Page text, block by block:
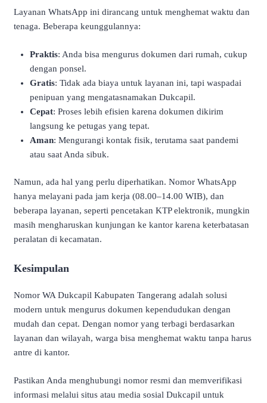
Layanan WhatsApp ini dirancang untuk menghemat waktu dan
tenaga. Beberapa keunggulannya:
Praktis: Anda bisa mengurus dokumen dari rumah, cukup
dengan ponsel.
Gratis: Tidak ada biaya untuk layanan ini, tapi waspadai
penipuan yang mengatasnamakan Dukcapil.
Cepat: Proses lebih efisien karena dokumen dikirim
langsung ke petugas yang tepat.
Aman: Mengurangi kontak fisik, terutama saat pandemi
atau saat Anda sibuk.
Namun, ada hal yang perlu diperhatikan. Nomor WhatsApp
hanya melayani pada jam kerja (08.00–14.00 WIB), dan
beberapa layanan, seperti pencetakan KTP elektronik, mungkin
masih mengharuskan kunjungan ke kantor karena keterbatasan
peralatan di kecamatan.
Kesimpulan
Nomor WA Dukcapil Kabupaten Tangerang adalah solusi
modern untuk mengurus dokumen kependudukan dengan
mudah dan cepat. Dengan nomor yang terbagi berdasarkan
layanan dan wilayah, warga bisa menghemat waktu tanpa harus
antre di kantor.
Pastikan Anda menghubungi nomor resmi dan memverifikasi
informasi melalui situs atau media sosial Dukcapil untuk